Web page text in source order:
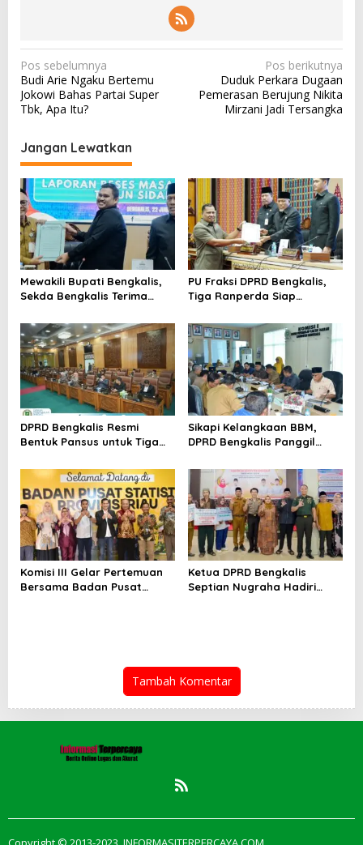
N
a
v
g
a
s
i
p
o
s
Pos sebelumnya
Budi Arie Ngaku Bertemu
Jokowi Bahas Partai Super
Tbk, Apa Itu?
Pos berikutnya
Duduk Perkara Dugaan
Pemerasan Berujung Nikita
Mirzani Jadi Tersangka
Jangan Lewatkan
Mewakili Bupati Bengkalis,
Sekda Bengkalis Terima
II
PU Fraksi DPRD Bengkalis,
Tiga Ranperda Siap
Pembahasan
DPRD Bengkalis Resmi
Bentuk Pansus untuk Tiga
Sikapi Kelangkaan BBM,
DPRD Bengkalis Panggil
Komisi III Gelar Pertemuan
Bersama Badan Pusat
Ketua DPRD Bengkalis
Septian Nugraha Hadiri
Tambah Komentar